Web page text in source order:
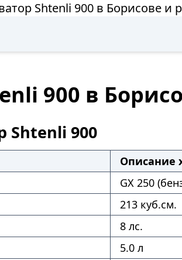
Shtenli 900 в Борисове и
900 в
Shtenli 900
Описание
GX 250
213 куб.см.
8 лс.
5.0 л